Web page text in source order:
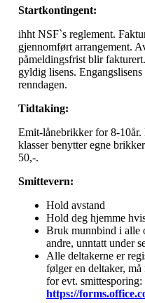
Startkontingent:
ihht NSF`s reglement.
gjennomført arrangement.
påmeldingsfrist blir
gyldig lisens.
renndagen.
Tidtaking:
Emit-lånebrikker for 8-
klasser benytter egne
50,-.
Smittevern:
Hold avstand
Hold deg hjemme
Bruk munnbind i alle
andre, unntatt under
Alle deltakerne er
følger en deltaker, må
for evt. smittesporing:
https://